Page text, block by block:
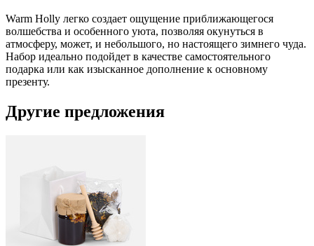
Warm Holly легко создает ощущение приближающегося
волшебства и особенного уюта, позволяя окунуться в
атмосферу, может, и небольшого, но настоящего зимнего чуда.
Набор идеально подойдет в качестве самостоятельного
подарка или как изысканное дополнение к основному
презенту.
Другие предложения